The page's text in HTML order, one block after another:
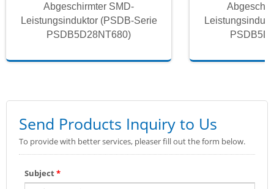
Abgeschirmter SMD-
Leistungsinduktor (PSDB-Serie
PSDB5D28NT680)